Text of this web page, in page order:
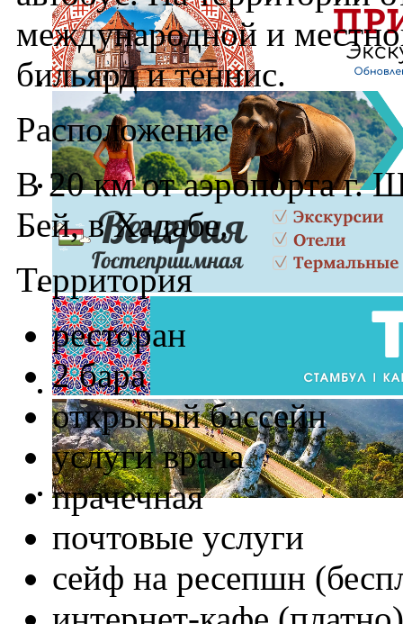
международной и
бильярд и теннис.
Расположение
В 20 км от аэропорта г.
Бей, в Хадабе.
Территория
ресторан
2 бара
открытый бассейн
услуги врача
прачечная
почтовые услуги
сейф на ресепшн